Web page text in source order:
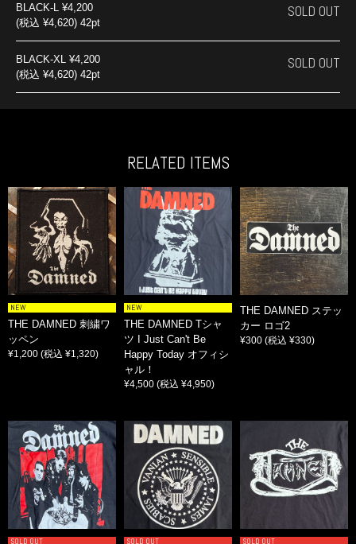
BLACK-L ¥4,200
(税込 ¥4,620) 42pt
SOLD OUT
BLACK-XL ¥4,200
(税込 ¥4,620) 42pt
SOLD OUT
RELATED ITEMS
NEW
THE DAMNED 刺繍ワ
ッペン
¥1,200 (税込 ¥1,320)
NEW
THE DAMNED Tシャ
ツ I Just Can't Be
Happy Today オフィシ
ャル！
¥4,500 (税込 ¥4,950)
THE DAMNED ステッ
カー ロゴ2
¥300 (税込 ¥330)
SOLD OUT SOLD OUT SOLD OUT